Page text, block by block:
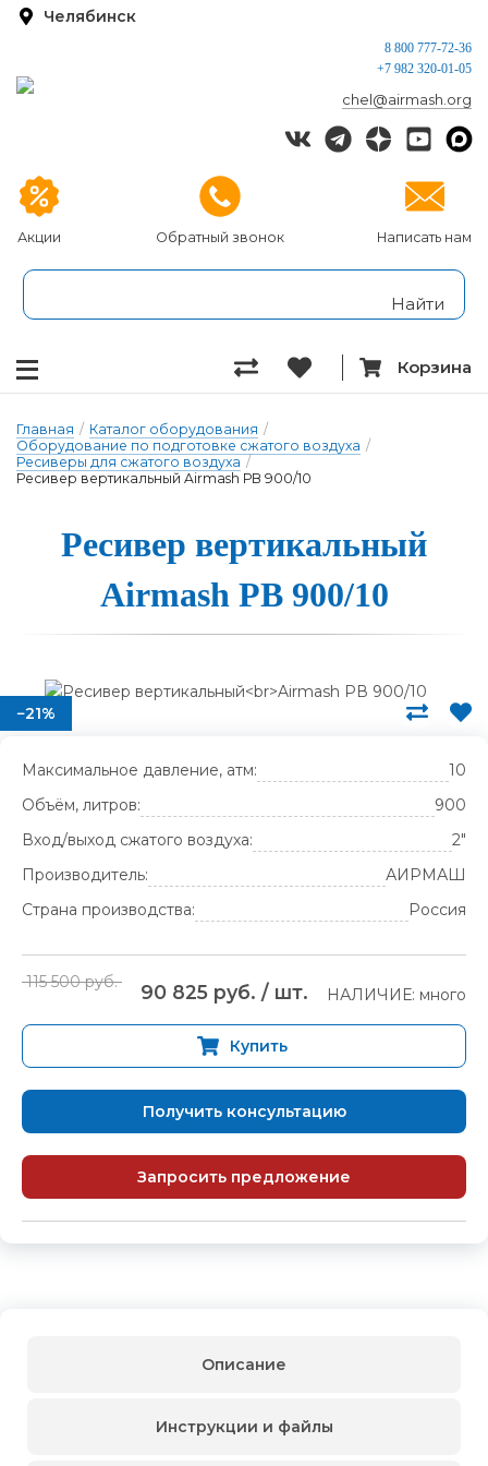
Челябинск
Акции Обратный звонок Написать нам
8 800 777-72-36
+7 982 320-01-05
chel@airmash.org
Корзина
Главная / Каталог оборудования /
Оборудование по подготовке сжатого воздуха /
Ресиверы для сжатого воздуха /
Ресивер вертикальный Airmash РВ 900/10
Ре­си­вер вер­ти­каль­ный
Airmash РВ 900/10
−21%
Максимальное давление, атм:
10
Объём, литров:
900
Вход/выход сжатого воздуха:
2"
Производитель:
АИРМАШ
Страна производства:
Россия
115 500 руб. 90 825 руб. / шт. НАЛИЧИЕ: много
Купить
Получить консультацию
Запросить предложение
Описание
Инструкции и файлы